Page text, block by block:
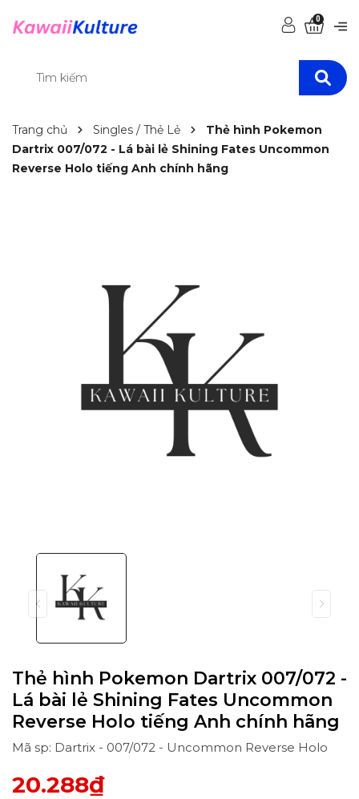
0
Trang chủ Singles / Thẻ Lẻ
Thẻ hình Pokemon
Dartrix 007/072 - Lá bài lẻ Shining Fates Uncommon
Reverse Holo tiếng Anh chính hãng
Thẻ hình Pokemon Dartrix 007/072 -
Lá bài lẻ Shining Fates Uncommon
Reverse Holo tiếng Anh chính hãng
Mã sp: Dartrix - 007/072 - Uncommon Reverse Holo
20.288₫